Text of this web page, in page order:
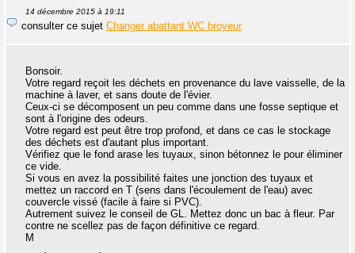
14 décembre 2015 à 19:11
consulter ce sujet Changer abattant WC broyeur
Bonsoir.
Votre regard reçoit les déchets en provenance du lave vaisselle, de la
machine à laver, et sans doute de l'évier.
Ceux-ci se décomposent un peu comme dans une fosse septique et
sont à l'origine des odeurs.
Votre regard est peut être trop profond, et dans ce cas le stockage
des déchets est d'autant plus important.
Vérifiez que le fond arase les tuyaux, sinon bétonnez le pour éliminer
ce vide.
Si vous en avez la possibilité faites une jonction des tuyaux et
mettez un raccord en T (sens dans l'écoulement de l'eau) avec
couvercle vissé (facile à faire si PVC).
Autrement suivez le conseil de GL. Mettez donc un bac à fleur. Par
contre ne scellez pas de façon définitive ce regard.
M